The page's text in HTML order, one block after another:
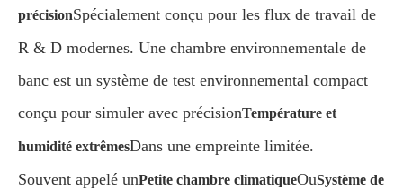
précisionSpécialement conçu pour les flux de travail de
R & D modernes. Une chambre environnementale de
banc est un système de test environnemental compact
conçu pour simuler avec précisionTempérature et
humidité extrêmesDans une empreinte limitée.
Souvent appelé unPetite chambre climatiqueOuSystème de